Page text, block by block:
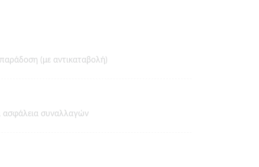
(με αντικαταβολή)